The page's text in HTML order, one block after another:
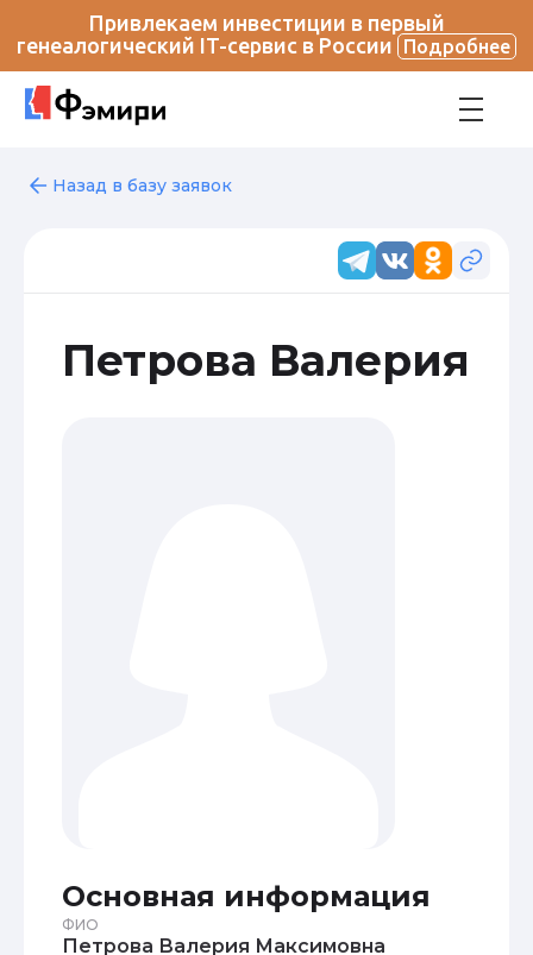
Привлекаем инвестиции в первый
генеалогический IT-сервис в России
Подробнее
Назад в базу заявок
Петрова Валерия
Основная информация
ФИО
Петрова Валерия Максимовна